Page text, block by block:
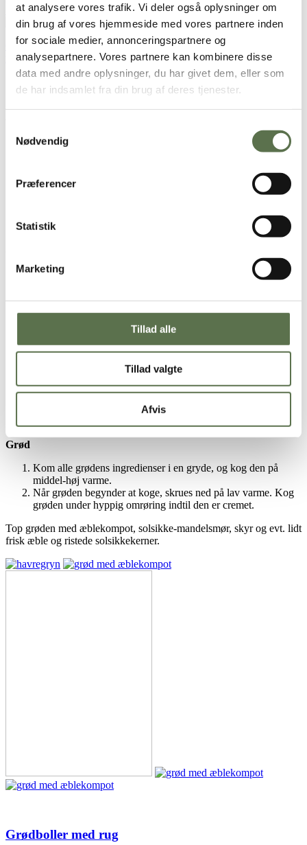
at analysere vores trafik. Vi deler også oplysninger om
din brug af vores hjemmeside med vores partnere inden
for sociale medier, annonceringspartnere og
analysepartnere. Vores partnere kan kombinere disse
data med andre oplysninger, du har givet dem, eller som
de har indsamlet fra din brug af deres tjenester.
Nødvendig
Præferencer
Statistik
Marketing
Tillad alle
Tillad valgte
Afvis
Økologiske Chiafrø
Opskriften er udviklet i samarbejde med Grødgrisen – Passioneret
madøre og elsker morgenmad
Sådan gør du
Skræl æblerne og skær dem i tern af 2×2 cm
Kom æbletern i en gryde sammen med vand, citronsaft,
Kog kompotten på middel-høj varme, indtil æblerne er møre,
men stadig har bid.
Glasset opbevares i køleskabet.
Varm ovnen op til 150 grader.
gyldne.
Vej 20 g mandler/solsikkekerner af, hak dem groft og læg
dem til side i en lille skål
Kom de resterende nødder/kerner i en kraftig fodprocessor
blend indtil massen er blød, cremet og blank. Det tager ca. 10-
15 minutter. Skrab siderne af maskinen løbende, så hele
massen bliver cremet.
Kom solsikke-mandelsmøren på et skoldet glas og opbevar
Grød
Kom alle grødens ingredienser i en gryde, og kog den på
middel-høj varme.
Når grøden begynder at koge, skrues ned på lav varme. Kog
grøden under hyppig omrøring indtil den er cremet.
Top grøden med æblekompot, solsikke-mandelsmør, skyr og evt. lidt
frisk æble og ristede solsikkekerner.
Grødboller med rug